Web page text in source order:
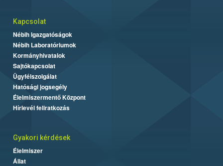
Kapcsolat
Nébih Igazgatóságok
Nébih Laboratóriumok
Kormányhivatalok
Sajtókapcsolat
Ügyfélszolgálat
Hatósági jogsegély
Élelmiszermentő Központ
Hírlevél feliratkozás
Gyakori kérdések
Élelmiszer
Állat